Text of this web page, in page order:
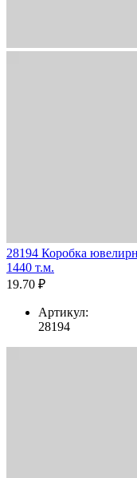
28194 Коробка
1440 т.м.
19.70 ₽
Артикул:
28194